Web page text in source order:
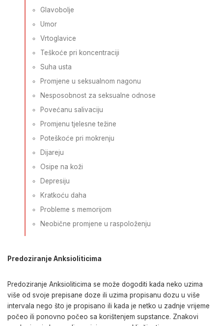
Glavobolje
Umor
Vrtoglavice
Teškoće pri koncentraciji
Suha usta
Promjene u seksualnom nagonu
Nesposobnost za seksualne odnose
Povećanu salivaciju
Promjenu tjelesne težine
Poteškoće pri mokrenju
Dijareju
Osipe na koži
Depresiju
Kratkoću daha
Probleme s memorijom
Neobične promjene u raspoloženju
Predoziranje Anksioliticima
Predoziranje Anksioliticima se može dogoditi kada neko uzima
više od svoje prepisane doze ili uzima propisanu dozu u više
intervala nego što je propisano ili kada je netko u zadnje vrijeme
počeo ili ponovno počeo sa korištenjem supstance. Znakovi